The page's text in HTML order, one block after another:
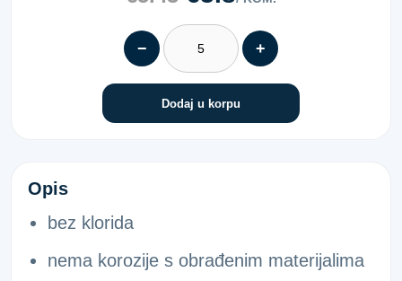
− +
Dodaj u korpu
KG<5>BRZI CEMENT KANTA 5X1KG
Opis
bez klorida
nema korozije s obrađenim materijalima